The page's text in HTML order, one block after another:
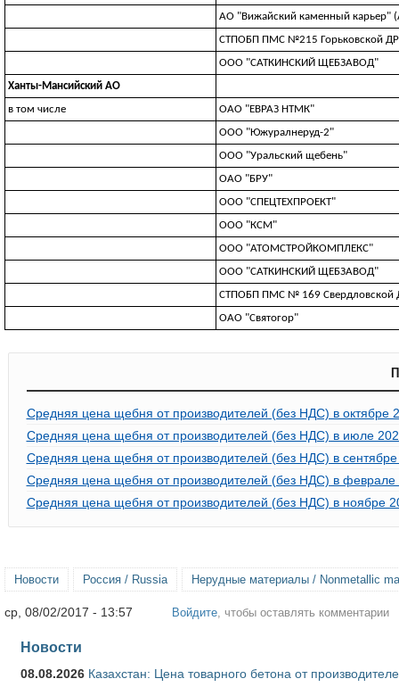
АО "Вижайский каменный карьер"
СТПОБП ПМС №215 Горьковской
ООО "САТКИНСКИЙ ЩЕБЗАВОД"
Ханты-Мансийский АО
в том числе
ОАО "ЕВРАЗ НТМК"
ООО "Южуралнеруд-2"
ООО "Уральский щебень"
ОАО "БРУ"
ООО "СПЕЦТЕХПРОЕКТ"
ООО "КСМ"
ООО "АТОМСТРОЙКОМПЛЕКС"
ООО "САТКИНСКИЙ ЩЕБЗАВОД"
СТПОБП ПМС № 169
ОАО "Святогор"
Средняя цена щебня от производителей (без НДС) в октябре
Средняя цена щебня от производителей (без НДС) в июле
Средняя цена щебня от производителей (без НДС) в сентябре
Средняя цена щебня от производителей (без НДС) в феврале
Средняя цена щебня от производителей (без НДС) в ноябре
Новости Россия / Russia Нерудные материалы / Nonmetallic
ср, 08/02/2017 - 13:57 Войдите , чтобы оставлять комментарии
Новости
08.08.2026 Казахстан: Цена товарного бетона от